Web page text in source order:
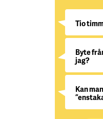
Tio
Byte
jag?
Kan